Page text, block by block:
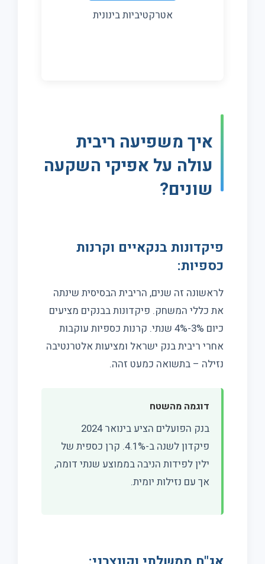
אטרקטיביות בינונית
איך משפיעה ריבית
עולה על אפיקי השקעה
שונים?
פיקדונות בנקאיים וקרנות
כספיות:
לראשונה זה שנים, הריבית הבסיסית שינתה
את כללי המשחק. פיקדונות בבנקים מציעים
כיום 3%-4% שנתי. קרנות כספיות עוקבות
אחרי ריבית בנק ישראל ומציעות אלטרנטיבה
נזילה – בתשואה כמעט זהה.
דוגמה מהשטח
בנק הפועלים הציע בינואר 2024
פיקדון לשנה ב-4.1%. קרן כספית של
ילין לפידות הניבה בממוצע שנתי דומה,
אך עם נזילות יומית.